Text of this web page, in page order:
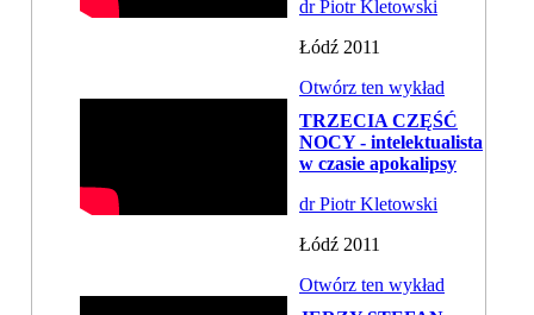
dr Piotr Kletowski
Łódź 2011
Otwórz ten wykład
TRZECIA CZĘŚĆ
NOCY - intelektualista
w czasie apokalipsy
dr Piotr Kletowski
Łódź 2011
Otwórz ten wykład